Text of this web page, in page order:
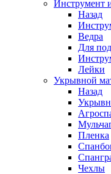
Инструмент
Назад
Ведра
Для
Лейки
Укрывной
Назад
Пленка
Чехлы